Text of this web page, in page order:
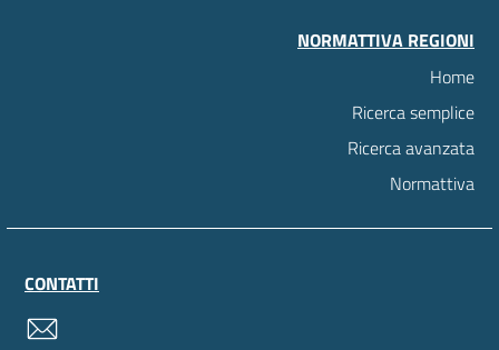
NORMATTIVA REGIONI
Home
Ricerca semplice
Ricerca avanzata
Normattiva
CONTATTI